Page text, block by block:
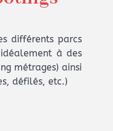
différents parcs
à des
métrages) ainsi
défilés, etc.)